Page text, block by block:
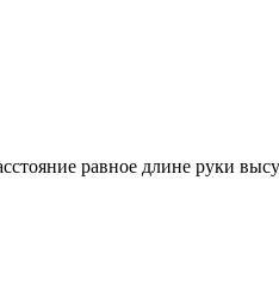
равное длине руки